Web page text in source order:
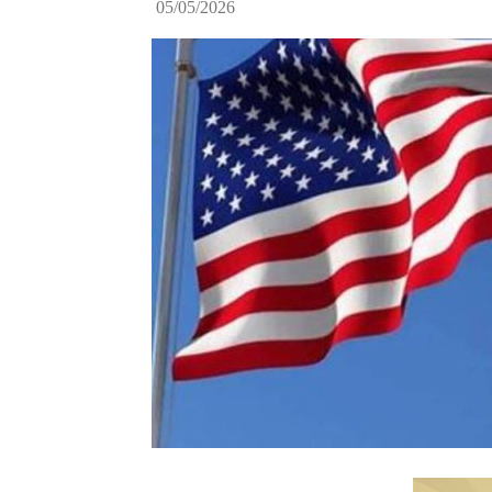
05/05/2026